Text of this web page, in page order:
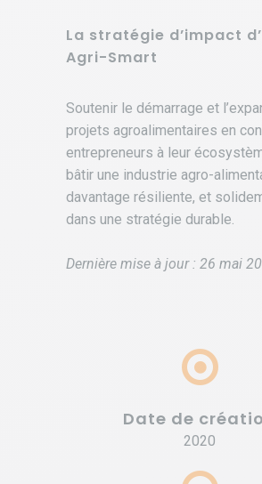
La stratégie d’impact
Agri-Smart
Soutenir le démarrage et
projets agroalimentaires en
entrepreneurs à leur
bâtir une industrie agro-
davantage résiliente, et
dans une stratégie durable.
Dernière mise à jour : 26 mai
Date de
2020